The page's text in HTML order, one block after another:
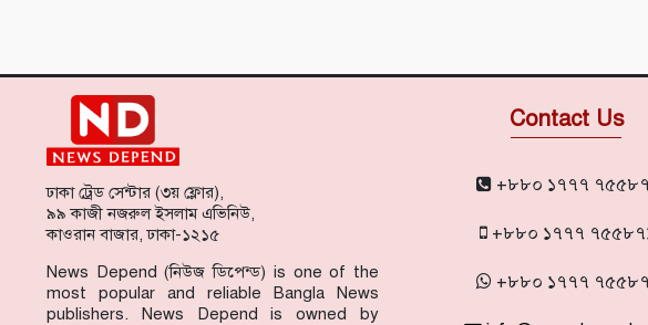
ঢাকা ট্রেড সেন্টার (৩য় ফ্লোর),
৯৯ কাজী নজরুল ইসলাম এভিনিউ,
কাওরান বাজার, ঢাকা-১২১৫
News Depend (নিউজ ডিপেন্ড) is one of the
most popular and reliable Bangla News
publishers. News Depend is owned by
Contact Us
+৮৮০ ১৭৭৭
+৮৮০ ১৭৭৭
+৮৮০ ১৭৭৭